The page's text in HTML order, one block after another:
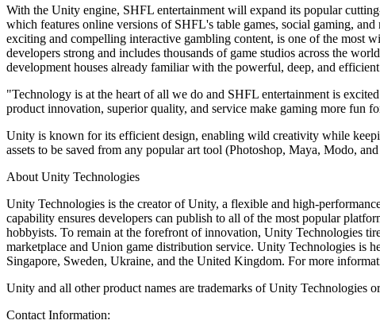
LiveOps
Einblicke nach dem Start und Live-Spielbetrieb
Wachsen Sie
Nutzerakquisition
Entdecken Sie und gewinnen Sie mobile Benutzer
In-App-Käufe
IAP Management über Filialen und D2C hinweg
Verbinden Sie Spieler mit den richtigen Spielen
Werben mit Unity
Monetarisieren mit Unity
Anwendungsfälle
Mobile Spiele
Mobile Hits mit Unity erstellen und wachsen lassen
Indie-Spiele
Einzelhandel
In-Store-Erlebnisse in Online-Erlebnisse umwandeln
Innovation und Erlebnisse im Auto fördern
Alle Branchen anzeigen
Einblicke
Fallstudien
Erfolgsgeschichten aus der Praxis
Best-Practice-Leitfäden
Experten Tipps und Tricks
Demos
Demos, Beispiele und Bausteine
Alle Ressourcen
Neues
Blog
Aktualisierungen, Informationen und technische Tipps
Neuigkeiten
Schließen Sie sich Entwicklern, Kreativen und Insidern an
Unity Awards
Feier der Unity-Schöpfer weltweit
Anleitungen
Umsetzbare Tipps und bewährte Verfahren
Bildung
Für Studierende
Starten Sie Ihre Karriere
Für Lehrkräfte
Optimieren Sie Ihr Lehren
Bringen Sie die Kraft von Unity in Ihre Institution
Zertifizierungen
Beweisen Sie Ihre Unity-Meisterschaft
With the Unity engine, SHFL entertainment will expand its popular
which features online versions of SHFL's table games, social gaming,
exciting and compelling interactive gambling content, is one of the most
developers strong and includes thousands of game studios across the
development houses already familiar with the powerful, deep, and
"Technology is at the heart of all we do and SHFL entertainment is
product innovation, superior quality, and service make gaming more fun
Unity is known for its efficient design, enabling wild creativity while
assets to be saved from any popular art tool (Photoshop, Maya, Modo,
About Unity Technologies
Unity Technologies is the creator of Unity, a flexible and high-
capability ensures developers can publish to all of the most popular
hobbyists. To remain at the forefront of innovation, Unity Technologies
marketplace and Union game distribution service. Unity Technologies is
Singapore, Sweden, Ukraine, and the United Kingdom. For more
Unity and all other product names are trademarks of Unity Technologies
Contact Information: